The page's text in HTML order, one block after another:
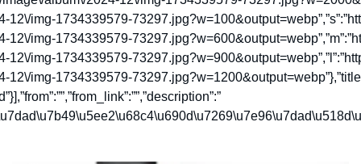
img-1734339579-
img-1734339579-
img-1734339579-
img-1734339579-